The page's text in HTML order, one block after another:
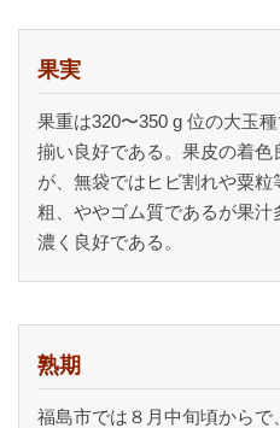
果実
果重は320〜350 g 位の大玉
揃い良好である。果皮の着色
が、無袋ではヒビ割れや粟
粗、ややゴム質であるが果
濃く良好である。
熟期
福島市では８月中旬頃から